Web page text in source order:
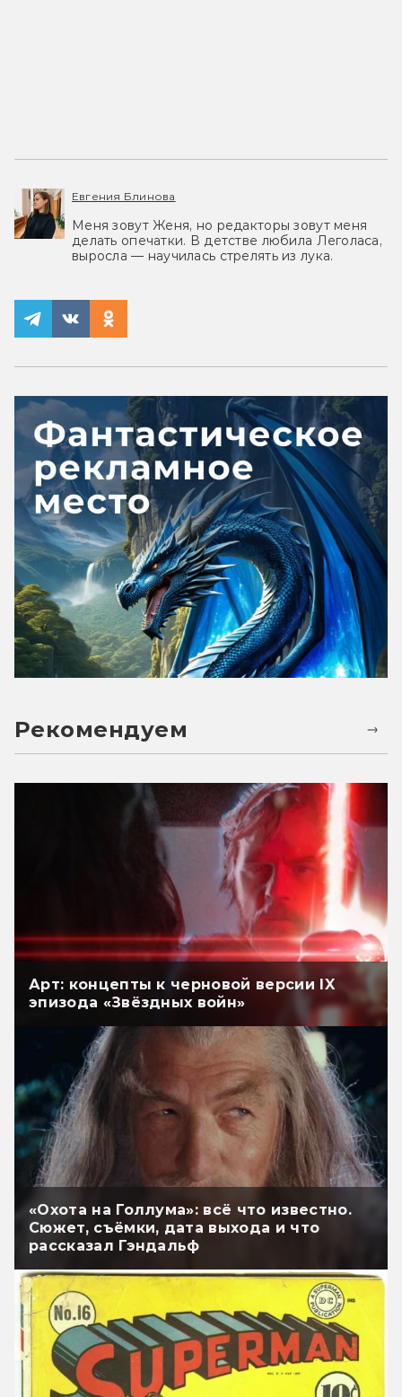
Евгения Блинова
Меня зовут Женя, но редакторы зовут меня
делать опечатки. В детстве любила Леголаса,
выросла — научилась стрелять из лука.
Рекомендуем
Арт: концепты к черновой версии IX
эпизода «Звёздных войн»
«Охота на Голлума»: всё что известно.
Сюжет, съёмки, дата выхода и что
рассказал Гэндальф